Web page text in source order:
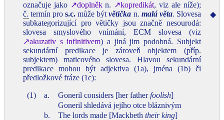
označuje jako ↗doplněkn. ↗kopredikát, viz ale níže);
č. termín pros.c. může býtvětička n. malá věta. Slovesa
subkategorizující pro větičky jsou značně nesourodá:
slovesa smyslového vnímání, ECM slovesa (viz
↗akuzativ s infinitivem) a jiná jim podobná. Subjekt
sekundární predikace je zároveň objektem (příp.
subjektem) maticového slovesa. Hlavou sekundární
predikace mohou být adjektiva (1a), jména (1b) či
předložkové fráze (1c):
(1) a. Goneril considers [her fatherfoolish]
Goneril shledává jejího otce bláznivým
b.
The lords made [Mackbeth their king]
◆